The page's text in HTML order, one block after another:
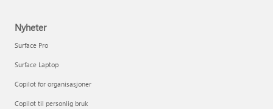
Nyheter
Surface Pro
Surface Laptop
Copilot for organisasjoner
Copilot til personlig bruk